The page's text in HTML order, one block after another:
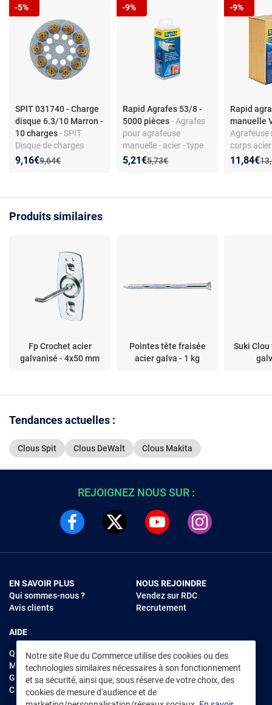
SPIT 031740 - Charge
disque 6.3/10 Marron -
10 charges- SPIT
Disque de charges
6.3/10 marron -
Ancien prix :
9,64€
Nouveau prix :
9,16€
Réduction de :
-5%
Rapid Agrafes 53/8 -
5000 pièces- Agrafes
pour agrafeuse
manuelle - acier - type
53/8
Ancien prix :
5,73€
Nouveau prix :
5,21€
Réduction de :
-9%
Rapid
manuelle
Agrafeuse
corps
Nouveau
11,84€
-9%
Produits similaires
Fp Crochet acier
galvanisé - 4x50 mm
Pointes tête fraisée
acier galva - 1 kg
Suki
Tendances actuelles :
Clous Spit Clous DeWalt Clous Makita
Notre site Rue du Commerce utilise des cookies ou des
technologies similaires nécessaires à son fonctionnement
et sa sécurité, ainsi que, sous réserve de votre choix, des
cookies de mesure d'audience et de
REJOIGNEZ NOUS SUR :
EN SAVOIR PLUS
Qui sommes-nous ?
Avis clients
AIDE
Questions fréquentes
Modes de règlements
Garantie et retours
Contacter Rue du Commerce
NOUS REJOINDRE
Vendez sur RDC
Recrutement